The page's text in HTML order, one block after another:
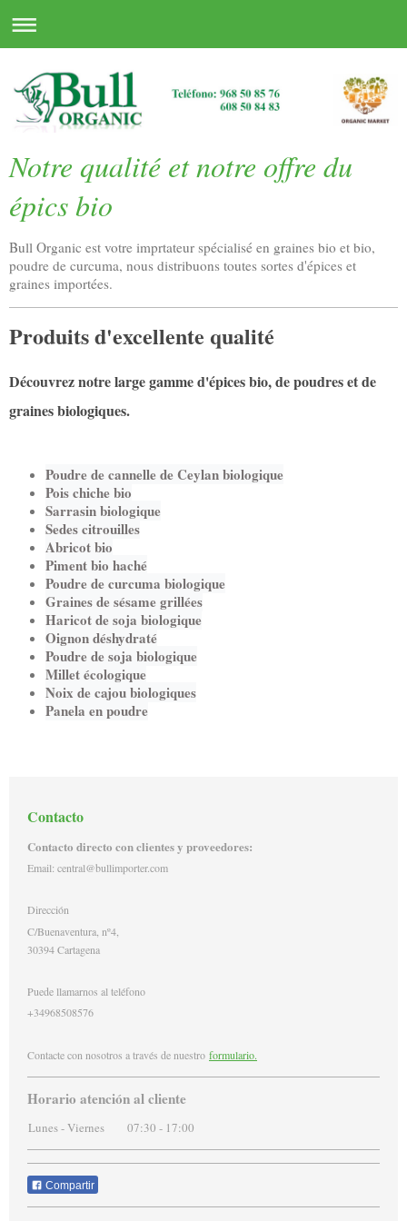
Notre qualité et notre offre du
épics bio
Bull Organic est votre imprtateur spécialisé en graines bio et bio,
poudre de curcuma, nous distribuons toutes sortes d'épices et
graines importées.
Produits d'excellente qualité
Découvrez notre large gamme d'épices bio, de poudres et de
graines biologiques.
Poudre de cannelle de Ceylan biologique
Pois chiche bio
Sarrasin biologique
Sedes citrouilles
Abricot bio
Piment bio haché
Poudre de curcuma biologique
Graines de sésame grillées
Haricot de soja biologique
Oignon déshydraté
Poudre de soja biologique
Millet écologique
Noix de cajou biologiques
Panela en poudre
Contacto
Contacto directo con clientes y proveedores:
Email: central@bullimporter.com
Dirección
C/Buenaventura, nº4,
30394Cartagena
Puede llamarnos al teléfono
+34968508576
Contacte con nosotros a través de nuestro formulario.
Horario atención al cliente
Lunes - Viernes 07:30 - 17:00
Compartir